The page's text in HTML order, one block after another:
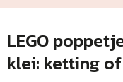
LEGO
klei: ketting